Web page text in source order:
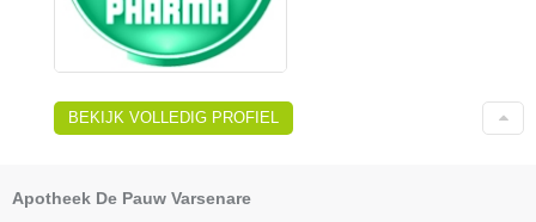
BEKIJK VOLLEDIG PROFIEL
Apotheek De Pauw Varsenare